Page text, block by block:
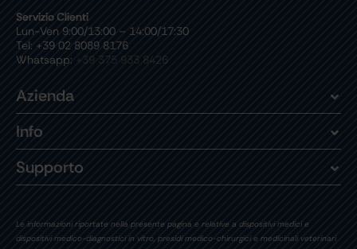
Servizio Clienti
Lun-Ven 9:00/13:00 – 14:00/17:30
Tel: +39 02 8089 8176
Whatsapp: +39 375 933 8426
Azienda
Info
Supporto
Le informazioni riportate nella presente pagina e relative a dispositivi medici e
dispositivi medico-diagnostici in vitro, presidi medico-chirurgici e medicinali veterinari